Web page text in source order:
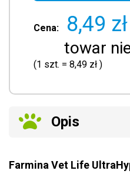
Cena: 8,49 zł
towar
(1 szt. = 8,49 zł )
Opis
Farmina Vet Life